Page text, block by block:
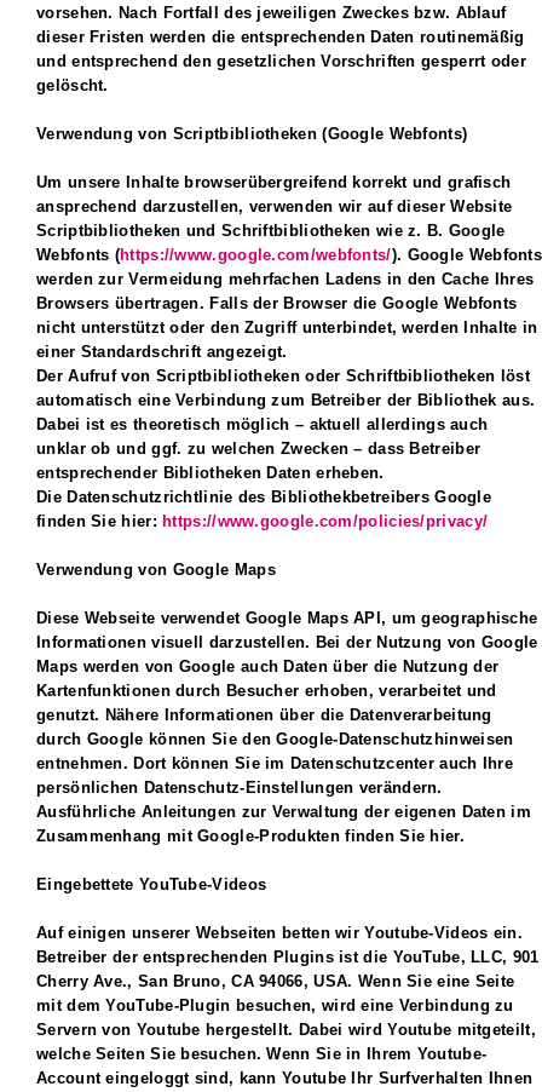
vorsehen. Nach Fortfall des jeweiligen Zweckes bzw. Ablauf
dieser Fristen werden die entsprechenden Daten routinemäßig
und entsprechend den gesetzlichen Vorschriften gesperrt oder
gelöscht.
Verwendung von Scriptbibliotheken (Google Webfonts)
Um unsere Inhalte browserübergreifend korrekt und grafisch
ansprechend darzustellen, verwenden wir auf dieser Website
Scriptbibliotheken und Schriftbibliotheken wie z. B. Google
Webfonts (https://www.google.com/webfonts/). Google Webfonts
werden zur Vermeidung mehrfachen Ladens in den Cache Ihres
Browsers übertragen. Falls der Browser die Google Webfonts
nicht unterstützt oder den Zugriff unterbindet, werden Inhalte in
einer Standardschrift angezeigt.
Der Aufruf von Scriptbibliotheken oder Schriftbibliotheken löst
automatisch eine Verbindung zum Betreiber der Bibliothek aus.
Dabei ist es theoretisch möglich – aktuell allerdings auch
unklar ob und ggf. zu welchen Zwecken – dass Betreiber
entsprechender Bibliotheken Daten erheben.
Die Datenschutzrichtlinie des Bibliothekbetreibers Google
finden Sie hier: https://www.google.com/policies/privacy/
Verwendung von Google Maps
Diese Webseite verwendet Google Maps API, um geographische
Informationen visuell darzustellen. Bei der Nutzung von Google
Maps werden von Google auch Daten über die Nutzung der
Kartenfunktionen durch Besucher erhoben, verarbeitet und
genutzt. Nähere Informationen über die Datenverarbeitung
durch Google können Sie den Google-Datenschutzhinweisen
entnehmen. Dort können Sie im Datenschutzcenter auch Ihre
persönlichen Datenschutz-Einstellungen verändern.
Ausführliche Anleitungen zur Verwaltung der eigenen Daten im
Zusammenhang mit Google-Produkten finden Sie hier.
Eingebettete YouTube-Videos
Auf einigen unserer Webseiten betten wir Youtube-Videos ein.
Betreiber der entsprechenden Plugins ist die YouTube, LLC, 901
Cherry Ave., San Bruno, CA 94066, USA. Wenn Sie eine Seite
mit dem YouTube-Plugin besuchen, wird eine Verbindung zu
Servern von Youtube hergestellt. Dabei wird Youtube mitgeteilt,
welche Seiten Sie besuchen. Wenn Sie in Ihrem Youtube-
Account eingeloggt sind, kann Youtube Ihr Surfverhalten Ihnen